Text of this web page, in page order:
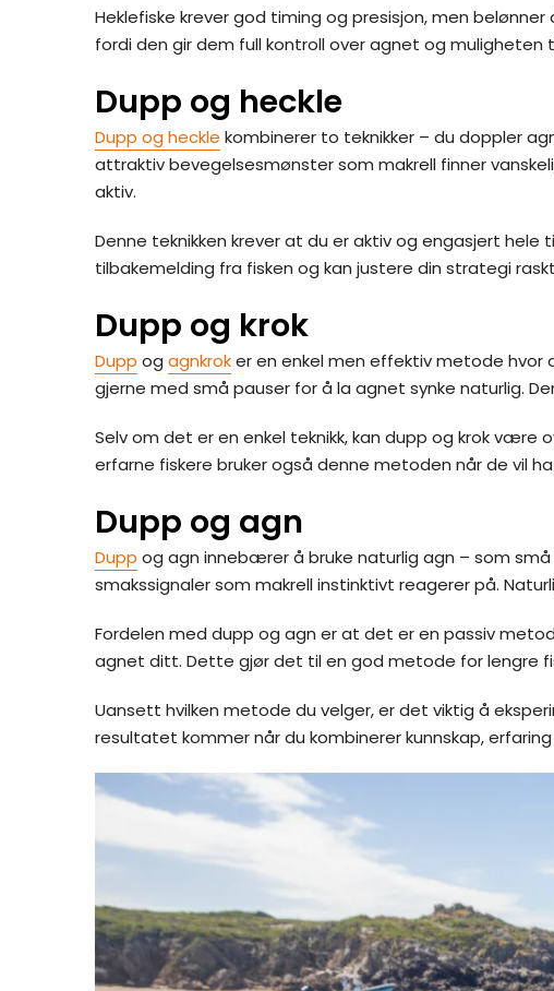
Heklefiske krever god timing og presisjon, men
fordi den gir dem full kontroll over agnet og muligheten
Dupp og heckle
Dupp og heckle kombinerer to teknikker – du doppler
attraktiv bevegelsesmønster som makrell finner
aktiv.
Denne teknikken krever at du er aktiv og engasjert
tilbakemelding fra fisken og kan justere din strategi
Dupp og krok
Dupp og agnkroker en enkel men effektiv metode hvor
gjerne med små pauser for å la agnet synke naturlig.
Selv om det er en enkel teknikk, kan dupp og krok være
erfarne fiskere bruker også denne metoden når de vil
Dupp og agn
Dupp og agn innebærer å bruke naturlig agn – som
smakssignaler som makrell instinktivt reagerer på.
Fordelen med dupp og agn er at det er en passiv
agnet ditt. Dette gjør det til en god metode for lengre
Uansett hvilken metode du velger, er det viktig å
resultatet kommer når du kombinerer kunnskap,